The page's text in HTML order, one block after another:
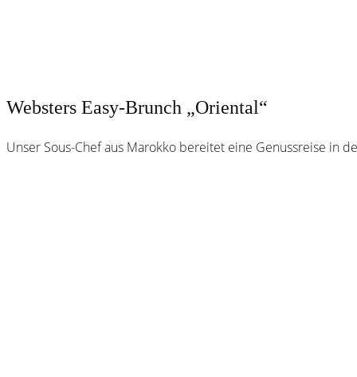
Websters Easy-Brunch „Oriental“
Unser Sous-Chef aus Marokko bereitet eine Genussreise in